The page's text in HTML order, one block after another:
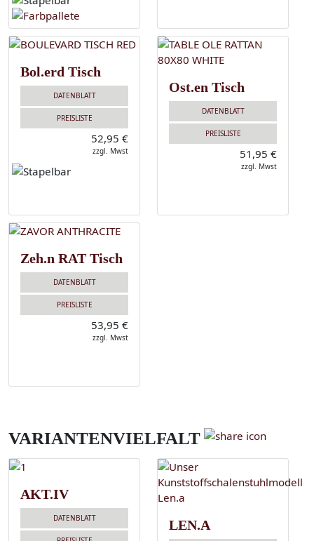
Bol.erd Tisch
DATENBLATT
PREISLISTE
52,95 €
zzgl. Mwst
Ost.en Tisch
DATENBLATT
PREISLISTE
51,95 €
zzgl. Mwst
Zeh.n RAT Tisch
DATENBLATT
PREISLISTE
53,95 €
zzgl. Mwst
VARIANTENVIELFALT
AKT.IV
DATENBLATT LEN.A